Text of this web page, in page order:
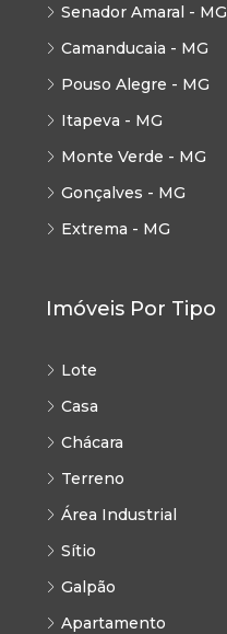
Senador Amaral - MG
Camanducaia - MG
Pouso Alegre - MG
Itapeva - MG
Monte Verde - MG
Gonçalves - MG
Extrema - MG
Imóveis Por Tipo
Lote
Casa
Chácara
Terreno
Área Industrial
Sítio
Galpão
Apartamento